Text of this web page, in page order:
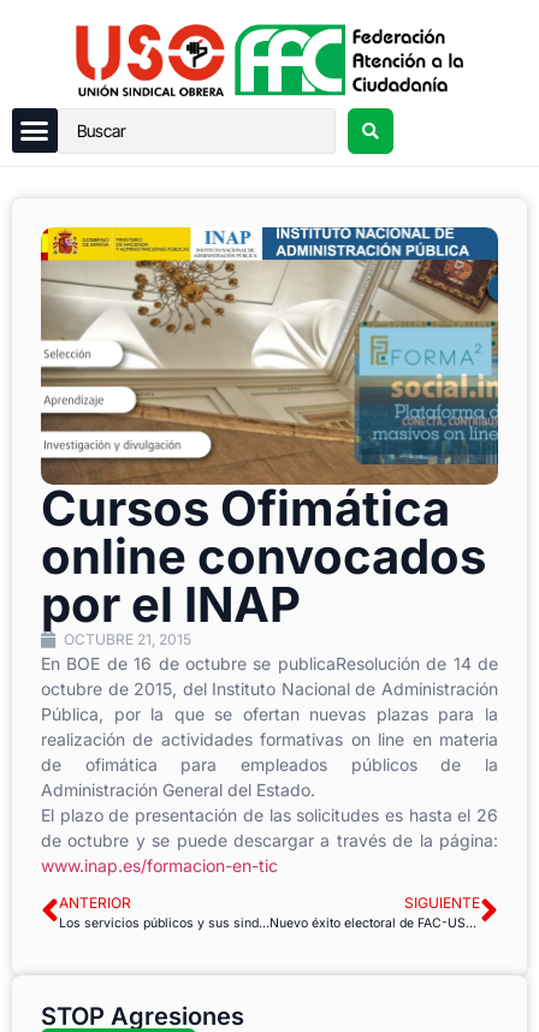
Cursos Ofimática
online convocados
por el INAP
OCTUBRE 21, 2015
En BOE de 16 de octubre se publicaResolución de 14 de
octubre de 2015, del Instituto Nacional de Administración
Pública, por la que se ofertan nuevas plazas para la
realización de actividades formativas on line en materia
de ofimática para empleados públicos de la
Administración General del Estado.
El plazo de presentación de las solicitudes es hasta el 26
de octubre y se puede descargar a través de la página:
www.inap.es/formacion-en-tic
ANTERIOR
Los servicios públicos y sus sindicatos, cruciales para propiciar un desarrollo económico local próspero e inclusivo
SIGUIENTE
Nuevo éxito electoral de FAC-USOC
STOP Agresiones